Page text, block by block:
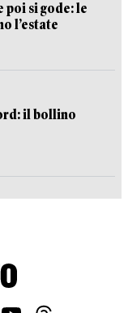
poi si gode: le
l’estate
il bollino